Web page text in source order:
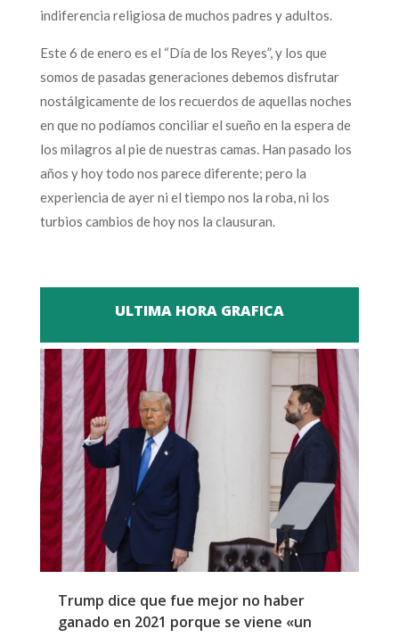
indiferencia religiosa de muchos padres y adultos.
Este 6 de enero es el “Día de los Reyes”, y los que
somos de pasadas generaciones debemos disfrutar
nostálgicamente de los recuerdos de aquellas noches
en que no podíamos conciliar el sueño en la espera de
los milagros al pie de nuestras camas. Han pasado los
años y hoy todo nos parece diferente; pero la
experiencia de ayer ni el tiempo nos la roba, ni los
turbios cambios de hoy nos la clausuran.
ULTIMA HORA GRAFICA
Trump dice que fue mejor no haber
ganado en 2021 porque se viene «un